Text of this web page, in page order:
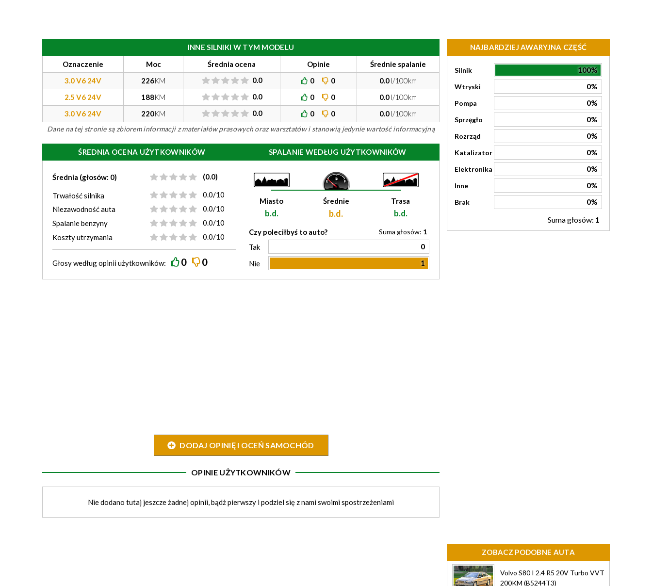
INNE SILNIKI W TYM MODELU
Oznaczenie
Moc Średnia ocena Opinie
Średnie spalanie
3.0 V6 24V
226KM 0.0 0 0 0.0 l/100km
2.5 V6 24V
188KM 0.0 0 0 0.0 l/100km
3.0 V6 24V
220KM 0.0 0 0 0.0 l/100km
Dane na tej stronie są zbiorem informacji z materiałów prasowych oraz warsztatów i stanowią jedynie wartość informacyjną
ŚREDNIA OCENA UŻYTKOWNIKÓW
Średnia (głosów: 0) (0.0)
Trwałość silnika
0.0/10
Niezawodność auta
0.0/10
Spalanie benzyny
0.0/10
Koszty utrzymania
0.0/10
Głosy wedługopiniiużytkowników: 0 0
SPALANIE WEDŁUG UŻYTKOWNIKÓW
Miasto
b.d.
Średnie
b.d.
Trasa
b.d.
Czy poleciłbyś to auto? Suma głosów: 1
Tak 0
Nie 1
DODAJ OPINIĘ I OCEŃ SAMOCHÓD
OPINIE UŻYTKOWNIKÓW
Nie dodano tutaj jeszcze żadnej opinii, bądż pierwszy i podziel się z nami swoimi spostrzeżeniami
NAJBARDZIEJ AWARYJNA CZĘŚĆ
Silnik 100%
Wtryski 0%
Pompa 0%
Sprzęgło 0%
Rozrząd 0%
Katalizator 0%
Elektronika 0%
Inne 0%
Brak
0%
Suma głosów: 1
ZOBACZ PODOBNE AUTA
Volvo S80 I 2.4 R5 20V Turbo VVT
200KM (B5244T3)